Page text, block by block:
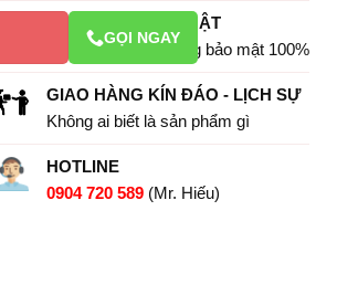
THÔNG TIN BẢO MẬT
Thông tin khách hàng bảo mật 100%
GIAO HÀNG KÍN ĐÁO - LỊCH SỰ
Không ai biết là sản phẩm gì
HOTLINE
0904 720 589 (Mr. Hiếu)
GỌI NGAY